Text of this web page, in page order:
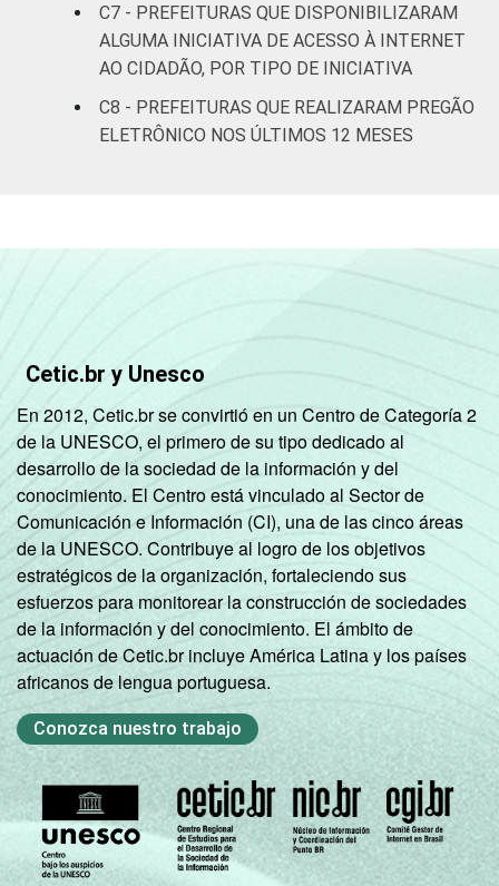
PORTE
5 mil
habitantes
68 31 1
Norte -
Mais de 5
habitantes
Mais de 20
mil até 50
habitantes
65 31
Norte -
Mais de 50
mil até 100
mil
habitantes
63 34
Norte -
Mais de
100 mil
habitantes
81 19 0
C7 - PREFEITURAS QUE DISPONIBILIZARAM
ALGUMA INICIATIVA DE ACESSO À INTERNET
AO CIDADÃO, POR TIPO DE INICIATIVA
C8 - PREFEITURAS QUE REALIZARAM PREGÃO
ELETRÔNICO NOS ÚLTIMOS 12 MESES
Cetic.br y Unesco
En 2012, Cetic.br se convirtió en un Centro de Categoría 2
de la UNESCO, el primero de su tipo dedicado al
desarrollo de la sociedad de la información y del
conocimiento. El Centro está vinculado al Sector de
Comunicación e Información (CI), una de las cinco áreas
de la UNESCO. Contribuye al logro de los objetivos
estratégicos de la organización, fortaleciendo sus
esfuerzos para monitorear la construcción de sociedades
de la información y del conocimiento. El ámbito de
actuación de Cetic.br incluye América Latina y los países
africanos de lengua portuguesa.
Conozca nuestro trabajo